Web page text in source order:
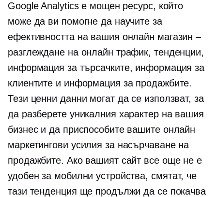
Google Analytics е мощен ресурс, който
може да ви помогне да научите за
ефективността на вашия онлайн магазин –
разглеждане на онлайн трафик, тенденции,
информация за търсачките, информация за
клиентите и информация за продажбите.
Тези ценни данни могат да се използват, за
да разберете уникалния характер на вашия
бизнес и да приспособите вашите онлайн
маркетингови усилия за насърчаване на
продажбите. Ако вашият сайт все още не е
удобен за мобилни устройства, смятат, че
тази тенденция ще продължи да се покачва